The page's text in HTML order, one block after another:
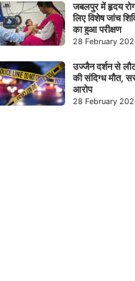
जबलपुर में हृदय
लिए विशेष जांच
का हुआ परीक्षण
28 February
उज्जैन दर्शन से
की संदिग्ध मौत,
आरोप
28 February